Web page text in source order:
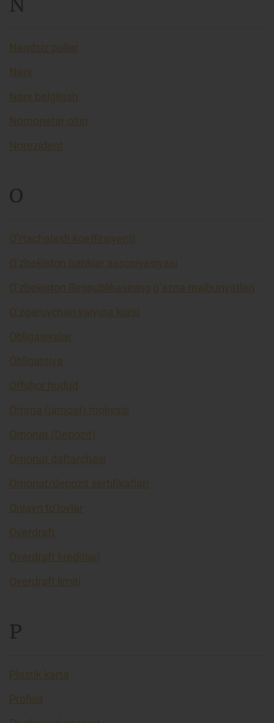
N
Naqdsiz pullar
Narx
Narx belgilash
Nomonetar oltin
Norezident
O
O’rtachalash koeffitsiyenti
O’zbekiston banklar assosiyasiyasi
O’zbekiston Respublikasining g’azna majburiyatlari
O’zgaruvchan valyuta kursi
Obligasiyalar
Obligatsiya
Offshor hudud
Omma (jamoat) moliyasi
Omonat (Depozit)
Omonat daftarchasi
Omonat/depozit sertifikatlari
Onlayn to’lovlar
Overdraft
Overdraft kreditlari
Overdraft limiti
P
Plastik karta
Profisit